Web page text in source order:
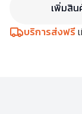
เพิ่มสิน
บริการส่งฟรี